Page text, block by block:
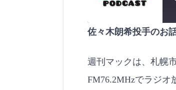
LINK
EMBED
佐々木朗希投手のお
週刊マックは、札幌
FM76.2MHzでラジオ